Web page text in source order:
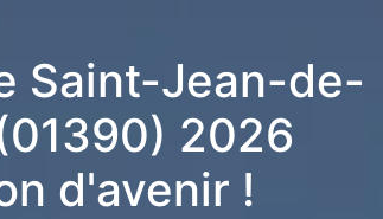
Saint-Jean-de-
2026
d'avenir !